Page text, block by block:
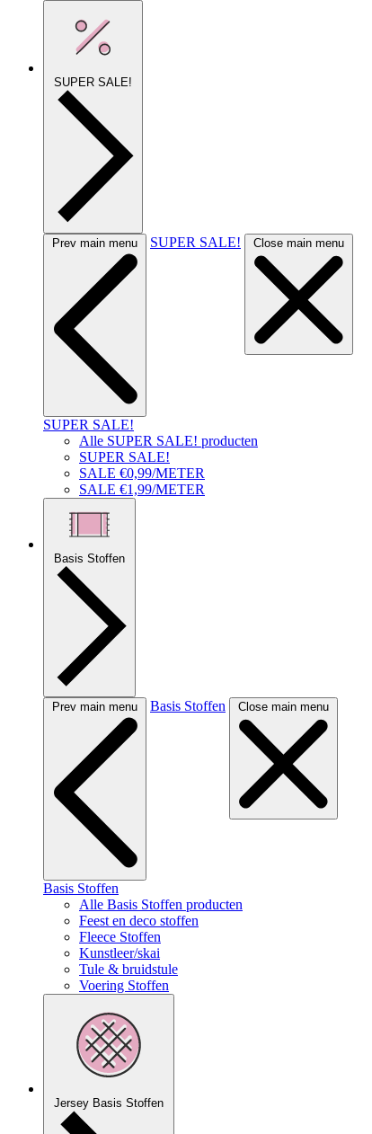
SUPER SALE!
Prev main menu SUPER SALE! Close main menu
SUPER SALE!
Alle SUPER SALE! producten
SUPER SALE!
SALE €0,99/METER
SALE €1,99/METER
Basis Stoffen
Prev main menu Basis Stoffen Close main menu
Basis Stoffen
Alle Basis Stoffen producten
Feest en deco stoffen
Fleece Stoffen
Kunstleer/skai
Tule & bruidstule
Voering Stoffen
Jersey Basis Stoffen